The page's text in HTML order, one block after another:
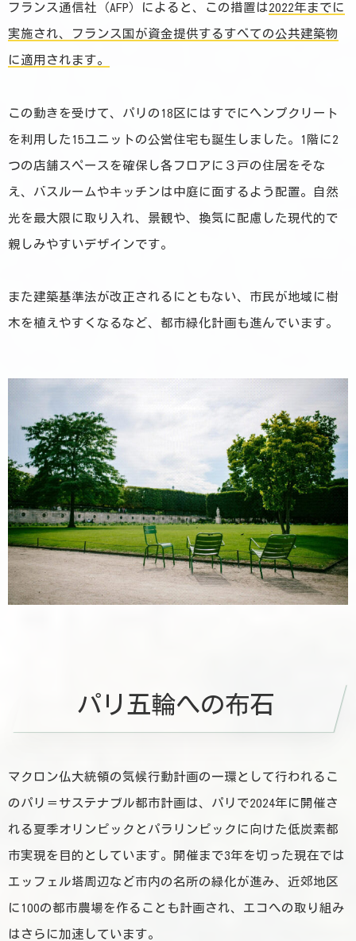
フランス通信社（AFP）によると、この措置は2022年までに
実施され、フランス国が資金提供するすべての公共建築物
に適用されます。
この動きを受けて、パリの18区にはすでにヘンプクリート
を利用した15ユニットの公営住宅も誕生しました。1階に2
つの店舗スペースを確保し各フロアに３戸の住居をそな
え、バスルームやキッチンは中庭に面するよう配置。自然
光を最大限に取り入れ、景観や、換気に配慮した現代的で
親しみやすいデザインです。
また建築基準法が改正されるにともない、市民が地域に樹
木を植えやすくなるなど、都市緑化計画も進んでいます。
パリ五輪への布石
マクロン仏大統領の気候行動計画の一環として行われるこ
のパリ＝サステナブル都市計画は、パリで2024年に開催さ
れる夏季オリンピックとパラリンピックに向けた低炭素都
市実現を目的としています。開催まで3年を切った現在では
エッフェル塔周辺など市内の名所の緑化が進み、近郊地区
に100の都市農場を作ることも計画され、エコへの取り組み
はさらに加速しています。